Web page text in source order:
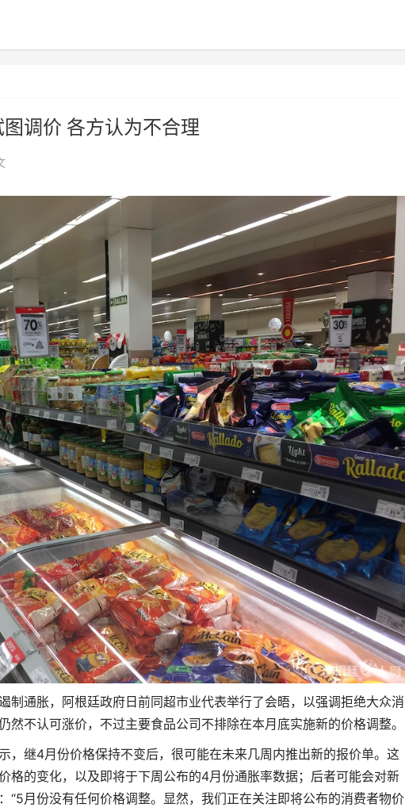
调价 各方认为不合理
制通胀，阿根廷政府日前同超市业代表举行了会晤，以强调拒绝大众消
然不认可涨价，不过主要食品公司不排除在本月底实施新的价格调整。
，继4月份价格保持不变后，很可能在未来几周内推出新的报价单。这
格的变化，以及即将于下周公布的4月份通胀率数据；后者可能会对新
“5月份没有任何价格调整。显然，我们正在关注即将公布的消费者物价